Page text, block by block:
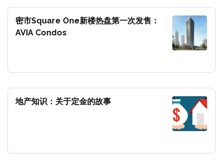
密市Square One新楼热盘第一次发售：
AVIA Condos
地产知识：关于定金的故事